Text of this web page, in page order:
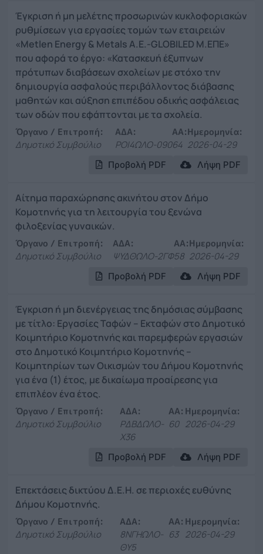
Έγκριση ή μη μελέτης προσωρινών κυκλοφοριακών
ρυθμίσεων για εργασίες τομών των εταιρειών
«Metlen Energy & Metals A.E.-GLOBILED Μ.ΕΠΕ»
που αφορά το έργο: «Κατασκευή έξυπνων
πρότυπων διαβάσεων σχολείων με στόχο την
δημιουργία ασφαλούς περιβάλλοντος διάβασης
μαθητών και αύξηση επιπέδου οδικής ασφάλειας
των οδών που εφάπτονται με τα σχολεία.
Όργανο / Επιτροπή:
Δημοτικό Συμβούλιο
ΑΔΑ:
ΡΟΙ4ΩΛΟ-090
ΑΑ:
64
Ημερομηνία:
2026-04-29
Προβολή PDF Λήψη PDF
Αίτημα παραχώρησης ακινήτου στον Δήμο
Κομοτηνής για τη λειτουργία του ξενώνα
φιλοξενίας γυναικών.
Όργανο / Επιτροπή:
Δημοτικό Συμβούλιο
ΑΔΑ:
ΨΥΔΘΩΛΟ-2ΓΦ
ΑΑ:
58
Ημερομηνία:
2026-04-29
Προβολή PDF Λήψη PDF
Έγκριση ή μη διενέργειας της δημόσιας σύμβασης
με τίτλο: Εργασίες Ταφών – Εκταφών στο Δημοτικό
Κοιμητήριο Κομοτηνής και παρεμφερών εργασιών
στο Δημοτικό Κοιμητήριο Κομοτηνής –
Κοιμητηρίων των Οικισμών του Δήμου Κομοτηνής
για ένα (1) έτος, με δικαίωμα προαίρεσης για
επιπλέον ένα έτος.
Όργανο / Επιτροπή:
Δημοτικό Συμβούλιο
ΑΔΑ:
ΡΔΒΔΩΛΟ-
Χ36
ΑΑ:
60
Ημερομηνία:
2026-04-29
Προβολή PDF Λήψη PDF
Επεκτάσεις δικτύου Δ.Ε.Η. σε περιοχές ευθύνης
Δήμου Κομοτηνής.
Όργανο / Επιτροπή:
Δημοτικό Συμβούλιο
ΑΔΑ:
8ΝΓΗΩΛΟ-
ΘΥ5
ΑΑ:
63
Ημερομηνία:
2026-04-29